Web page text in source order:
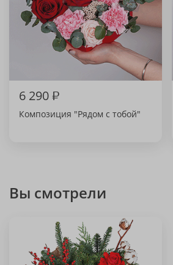
6 290₽
Композиция "Рядом с тобой"
Вы смотрели